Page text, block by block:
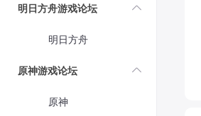
明日方舟游戏论坛
明日方舟
原神游戏论坛
原神